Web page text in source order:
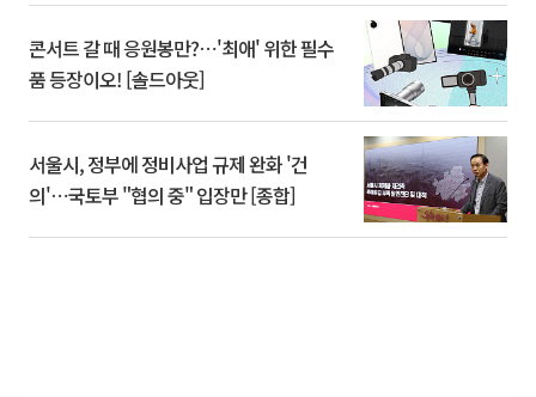
콘서트 갈 때 응원봉만?⋯'최애' 위한 필수
품 등장이오! [솔드아웃]
서울시, 정부에 정비사업 규제 완화 '건
의'⋯국토부 "협의 중" 입장만 [종합]